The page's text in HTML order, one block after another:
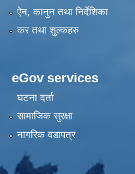
ऐन, कानुन तथा निर्देशिका
कर तथा शुल्कहरु
eGov services
घटना दर्ता
सामाजिक सुरक्षा
नागरिक वडापत्र